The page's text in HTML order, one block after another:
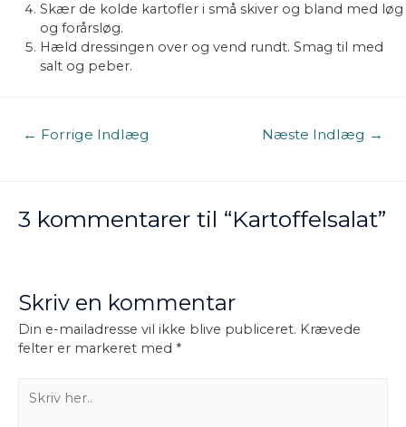
Skær de kolde kartofler i små skiver og bland med løg
og forårsløg.
Hæld dressingen over og vend rundt. Smag til med
salt og peber.
Indlægsnavigation
← Forrige Indlæg Næste Indlæg →
3 kommentarer til “Kartoffelsalat”
Skriv en kommentar
Din e-mailadresse vil ikke blive publiceret. Krævede
felter er markeret med *
her..